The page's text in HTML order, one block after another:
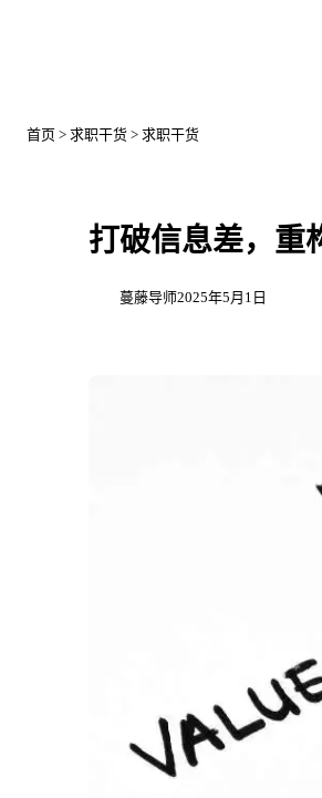
首页 > 求职干货 > 求职干货
打破信息差，重
蔓藤导师2025年5月1日